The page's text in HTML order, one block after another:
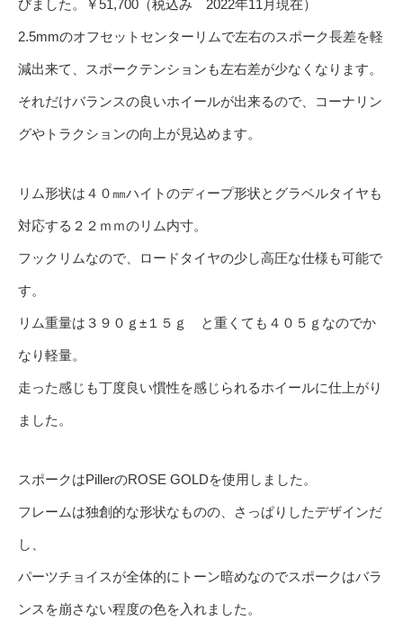
びました。￥51,700（税込み 2022年11月現在）
2.5mmのオフセットセンターリムで左右のスポーク長差を軽
減出来て、スポークテンションも左右差が少なくなります。
それだけバランスの良いホイールが出来るので、コーナリン
グやトラクションの向上が見込めます。
リム形状は４０㎜ハイトのディープ形状とグラベルタイヤも
対応する２２ｍｍのリム内寸。
フックリムなので、ロードタイヤの少し高圧な仕様も可能で
す。
リム重量は３９０ｇ±１５ｇ と重くても４０５ｇなのでか
なり軽量。
走った感じも丁度良い慣性を感じられるホイールに仕上がり
ました。
スポークはPillerのROSE GOLDを使用しました。
フレームは独創的な形状なものの、さっぱりしたデザインだ
し、
パーツチョイスが全体的にトーン暗めなのでスポークはバラ
ンスを崩さない程度の色を入れました。